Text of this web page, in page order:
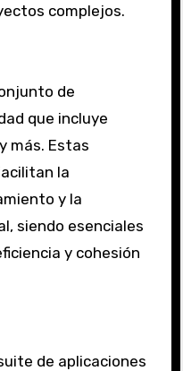
complejos.
de
que incluye
más. Estas
la
y la
siendo esenciales
y cohesión
de aplicaciones